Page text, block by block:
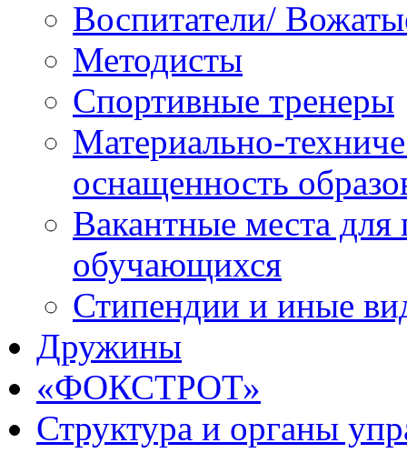
Воспитатели/
Методисты
Спортивные тренеры
Материально-
оснащенность
Вакантные места для
обучающихся
Стипендии и иные
Дружины
«ФОКСТРОТ»
Структура и органы